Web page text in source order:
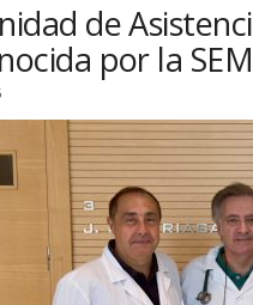
de
por la